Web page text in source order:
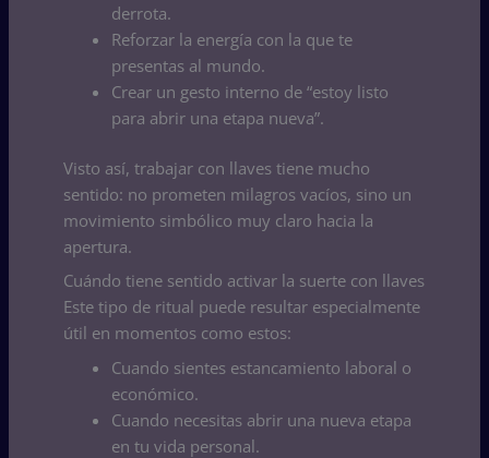
derrota.
Reforzar la energía con la que te
presentas al mundo.
Crear un gesto interno de “estoy listo
para abrir una etapa nueva”.
Visto así, trabajar con llaves tiene mucho
sentido: no prometen milagros vacíos, sino un
movimiento simbólico muy claro hacia la
apertura.
Cuándo tiene sentido activar la suerte con llaves
Este tipo de ritual puede resultar especialmente
útil en momentos como estos:
Cuando sientes estancamiento laboral o
económico.
Cuando necesitas abrir una nueva etapa
en tu vida personal.